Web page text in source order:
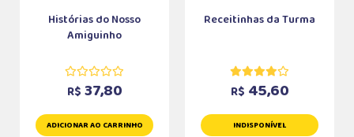
Histórias do Nosso
Amiguinho
R$ 37,80
ADICIONAR AO CARRINHO
Receitinhas da Turma
R$ 45,60
INDISPONÍVEL